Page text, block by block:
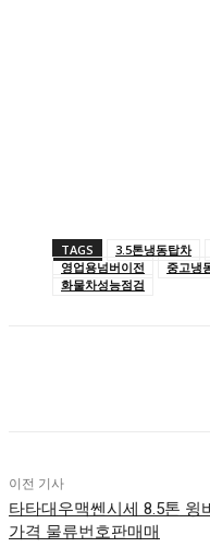
TAGS 3.5톤냉동탑차
영업용넘버이전
중고냉
화물차성능점검
이전 기사
타타대우맥쎈시세 8.5톤 윙
가격 물류번호판매매